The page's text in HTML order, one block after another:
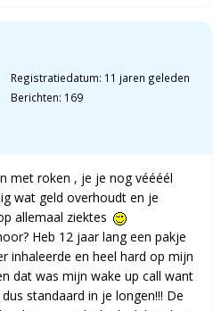
Registratiedatum: 11 jaren geleden
Berichten: 169
met roken , je je nog véééél
wat geld overhoudt en je
allemaal ziektes
Heb 12 jaar lang een pakje
inhaleerde en heel hard op mijn
dat was mijn wake up call want
standaard in je longen!!! De